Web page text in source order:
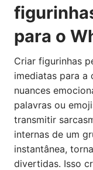
para o
Criar figurinhas
imediatas para a
nuances
palavras ou
transmitir
internas de um
instantânea,
divertidas. Isso